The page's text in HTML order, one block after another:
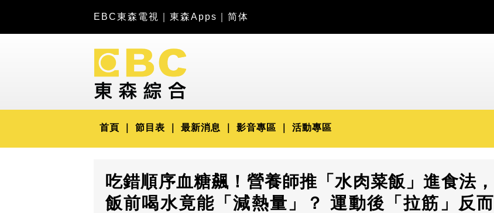
EBC東森電視 東森Apps 简体
首頁 節目表 最新消息 影音專區 活動專區
吃錯順序血糖飆！營養師推「水肉菜飯」進食法，
飯前喝水竟能「減熱量」？ 運動後「拉筋」反而